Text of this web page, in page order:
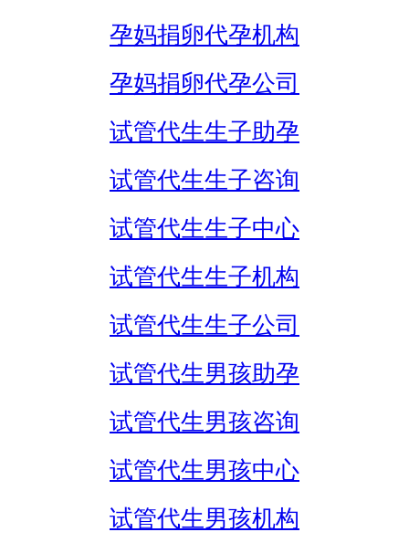
孕妈捐卵代孕机构
孕妈捐卵代孕公司
试管代生生子助孕
试管代生生子咨询
试管代生生子中心
试管代生生子机构
试管代生生子公司
试管代生男孩助孕
试管代生男孩咨询
试管代生男孩中心
试管代生男孩机构